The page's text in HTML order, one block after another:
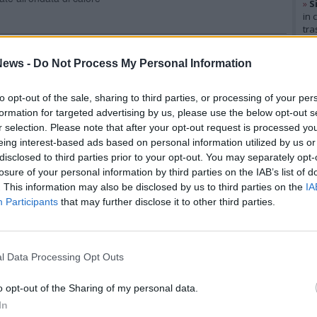
- Do Not Process My Personal Information
opt-out of the sale, sharing to third parties, or processing of your
for targeted advertising by us, please use the below opt-out
selection. Please note that after your opt-out request is processed
interest-based ads based on personal information utilized by us
to third parties prior to your opt-out. You may separately
of your personal information by third parties on the IAB’s list of
This information may also be disclosed by us to third parties on the
Participants that may further disclose it to other third parties.
Data Processing Opt Outs
opt-out of the Sharing of my personal data.
a Legnano. Dal 3 al 14 agosto
si sono resi necessari per «risolvere definitivamente il
cimitero monumentale»
violenza sessuale su un minore:
Legnano nell'ambito dei quotidiani servizi di prevenzione e
monumentale di Legnano:
»
in